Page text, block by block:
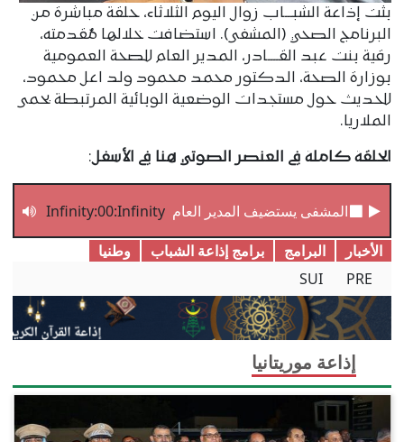
بثت إذاعة الشبـــاب زوال اليوم الثلاثاء، حلقة مباشرة من
البرنامج الصحي (المشفى). استضافت خلالها مُقدمته،
رقية بنت عبد القــــادر، المدير العام للصحة العمومية
بوزارة الصحة، الدكتور محمد محمود ولد اعل محمود،
للحديث حول مستجدات الوضعية الوبائية المرتبطة بحمى
الملاريا.
الحلقة كاملة في العنصر الصوتي هنا في الأسفل:
المشفى يستضيف المدير العام للصحة العمومية
Infinity:00:Infinity
الأخبار البرامج برامج إذاعة الشباب
وطنیا
PRE
SUI
إذاعة موريتانيا